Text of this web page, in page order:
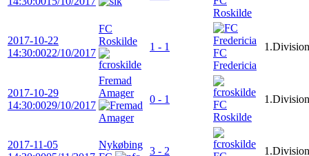
Roskilde
2017-10-22
14:30:0022/10/2017
FC
Roskilde
1 - 1
FC
Fredericia
1.Division
2017-10-29
14:30:0029/10/2017
Fremad
Amager
0 - 1
FC
Roskilde
1.Division
2017-11-05
Nykøbing
3 - 2 1.Division